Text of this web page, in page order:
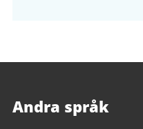
Andra språk